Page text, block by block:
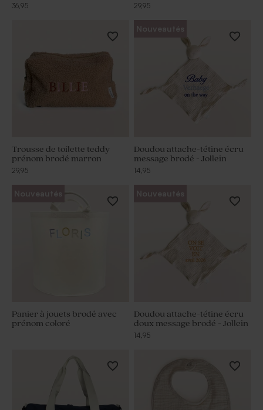
36,95 29,95
Trousse de toilette teddy
prénom brodé marron
29,95
Nouveautés
Doudou attache-tétine écru
message brodé - Jollein
14,95
Nouveautés
Panier à jouets brodé avec
prénom coloré
Nouveautés
Doudou attache-tétine écru
doux message brodé - Jollein
14,95